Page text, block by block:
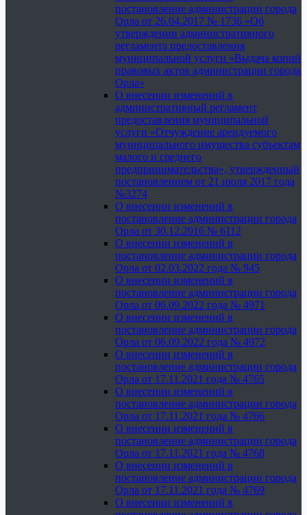
постановление администрации города
Орла от 26.04.2017 № 1736 «Об
утверждении административного
регламента предоставления
муниципальной услуги «Выдача копий
правовых актов администрации города
Орла»
О внесении изменений в
административный регламент
предоставления муниципальной
услуги «Отчуждение арендуемого
муниципального имущества субъектам
малого и среднего
предпринимательства», утвержденный
постановлением от 21 июля 2017 года
№3274
О внесении изменений в
постановление администрации города
Орла от 30.12.2016 № 6112
О внесении изменений в
постановление администрации города
Орла от 02.03.2022 года № 945
О внесении изменений в
постановление администрации города
Орла от 06.09.2022 года № 4971
О внесении изменений в
постановление администрации города
Орла от 06.09.2022 года № 4972
О внесении изменений в
постановление администрации города
Орла от 17.11.2021 года № 4765
О внесении изменений в
постановление администрации города
Орла от 17.11.2021 года № 4766
О внесении изменений в
постановление администрации города
Орла от 17.11.2021 года № 4768
О внесении изменений в
постановление администрации города
Орла от 17.11.2021 года № 4769
О внесении изменений в